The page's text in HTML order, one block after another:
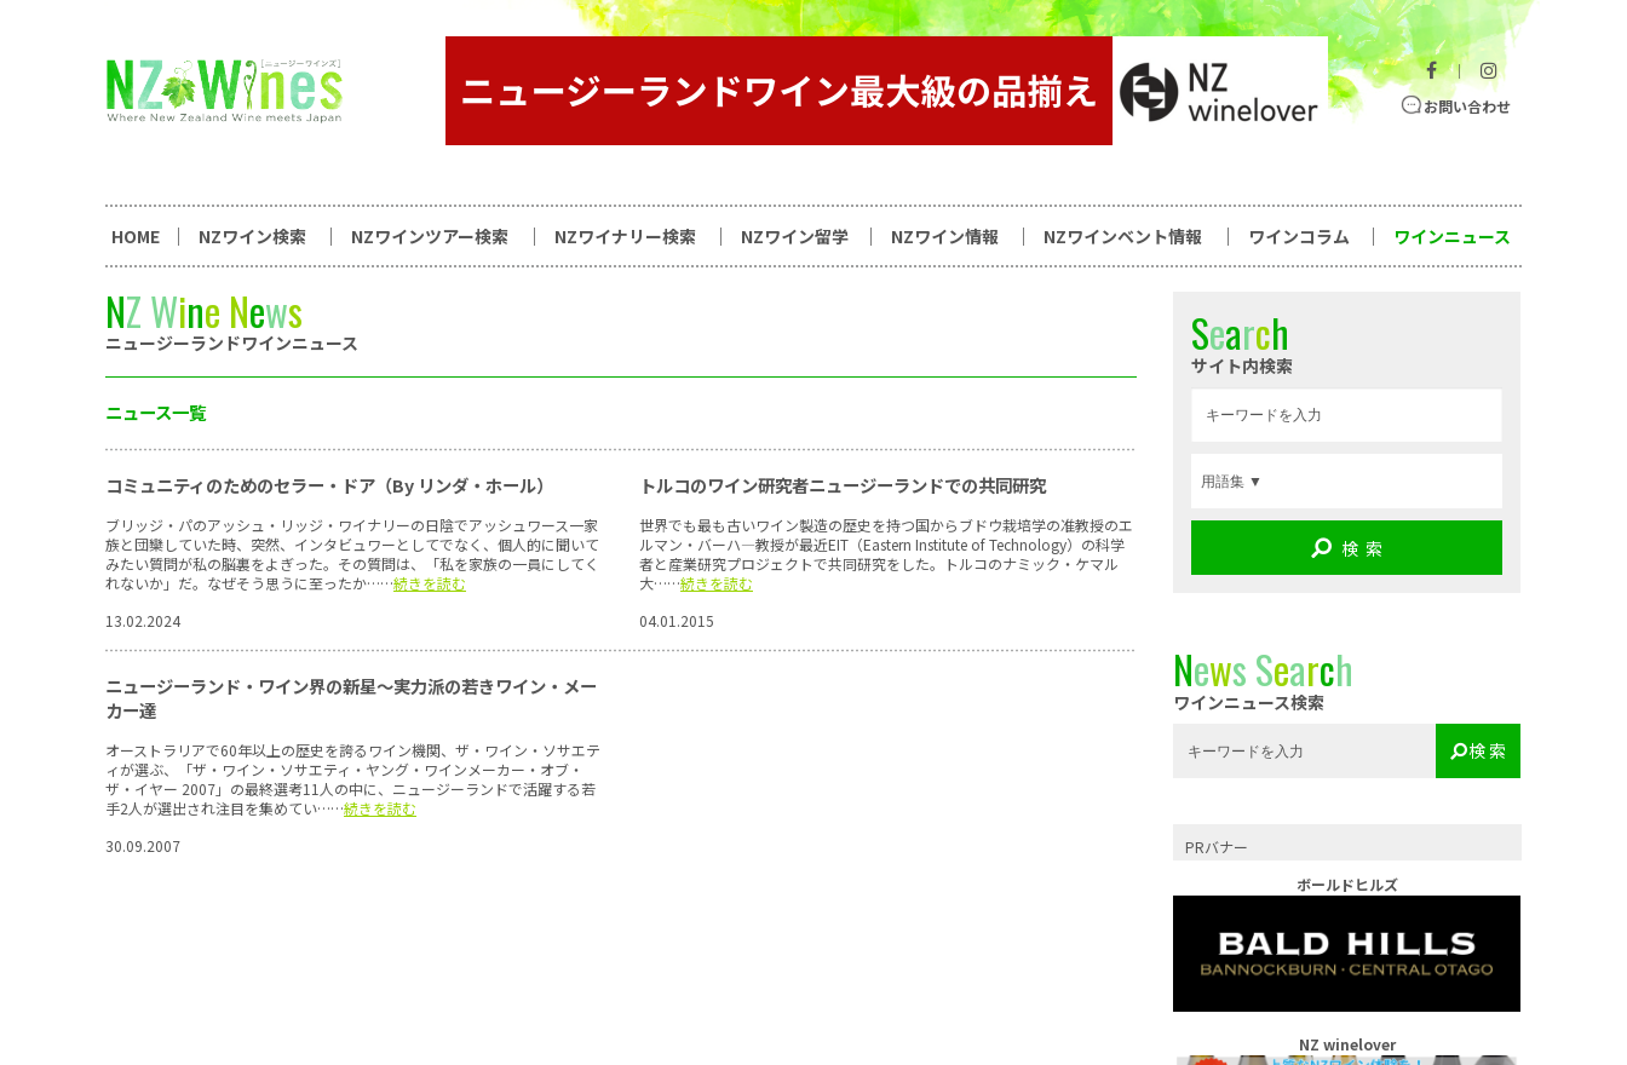
ニュージーランドワイン総合サイト
｜
お問い合わせ
HOME NZワイン検索 NZワインツアー検索 NZワイナリー検索 NZワイン留学 NZワイン情報 NZワインベント情報 ワインコラム ワインニュース
NZWine News
ニュージーランドワインニュース
ニュース一覧
コミュニティのためのセラー・ドア（By リンダ・ホール）
ブリッジ・パのアッシュ・リッジ・ワイナリーの日陰でアッシュワース一家
族と団欒していた時、突然、インタビュワーとしてでなく、個人的に聞いて
みたい質問が私の脳裏をよぎった。その質問は、「私を家族の一員にしてく
れないか」だ。なぜそう思うに至ったか……続きを読む
13.02.2024
トルコのワイン研究者ニュージーランドでの共同研究
世界でも最も古いワイン製造の歴史を持つ国からブドウ栽培学の准教授のエ
ルマン・バーハ―教授が最近EIT（Eastern Institute of Technology）の科学
者と産業研究プロジェクトで共同研究をした。トルコのナミック・ケマル
大……続きを読む
04.01.2015
ニュージーランド・ワイン界の新星～実力派の若きワイン・メー
カー達
オーストラリアで60年以上の歴史を誇るワイン機関、ザ・ワイン・ソサエテ
ィが選ぶ、「ザ・ワイン・ソサエティ・ヤング・ワインメーカー・オブ・
ザ・イヤー 2007」の最終選考11人の中に、ニュージーランドで活躍する若
手2人が選出され注目を集めてい……続きを読む
30.09.2007
Search
サイト内検索
検 索
NewsSearch
ワインニュース検索
検 索
PRバナー
ボールドヒルズ
NZ winelover